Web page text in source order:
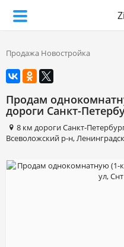
Продажа Новостройка
Продам
дороги Санкт-
8 км дороги Санкт-
Всеволожский р-н,